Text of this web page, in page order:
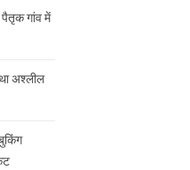
पैतृक गांव में
अश्लील